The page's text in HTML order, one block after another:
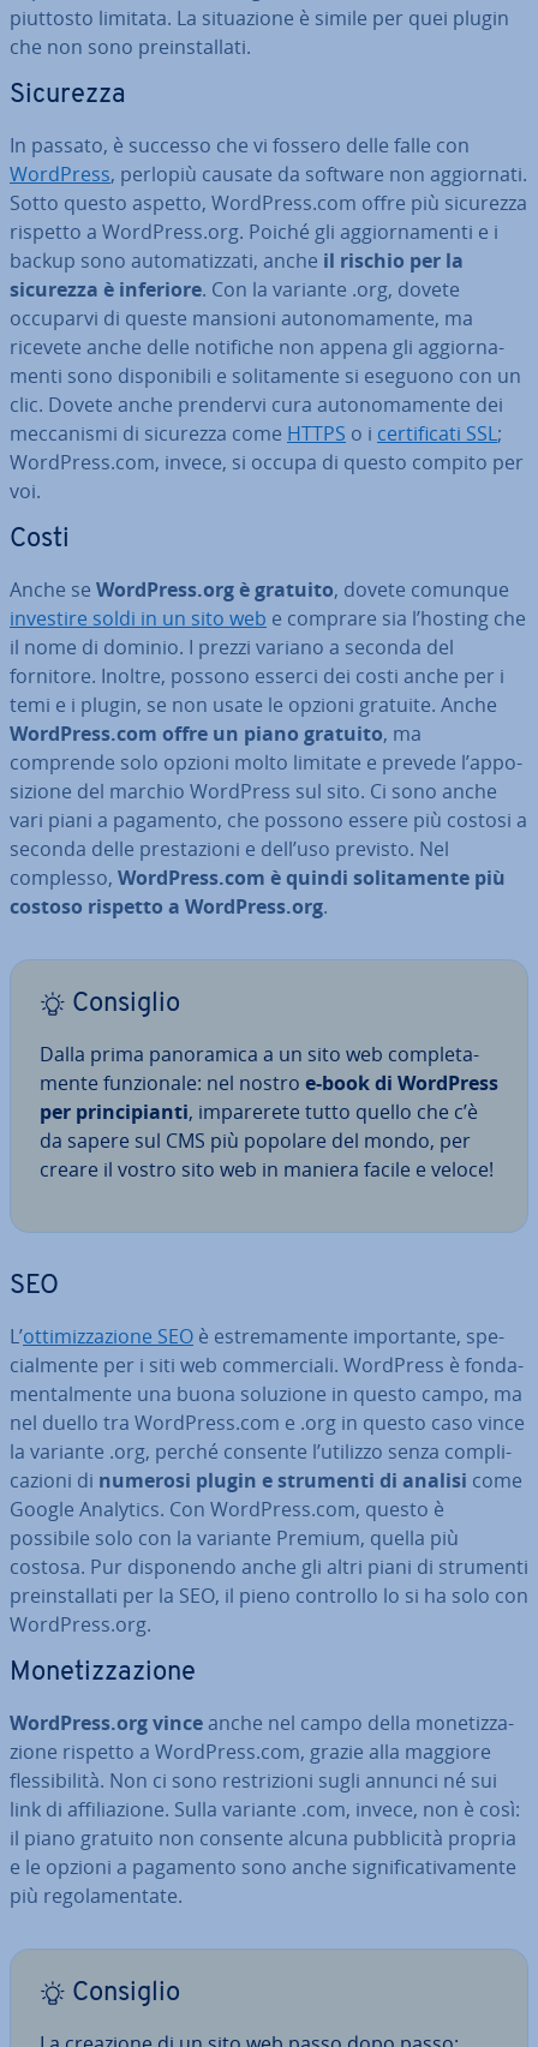
piuttosto limitata. La si­tua­zio­ne è simile per quei plugin
che non sono pre­in­stal­la­ti.
Sicurezza
In passato, è successo che vi fossero delle falle con
WordPress, perlopiù causate da software non ag­gior­na­ti.
Sotto questo aspetto, WordPress.com offre più sicurezza
rispetto a WordPress.org. Poiché gli ag­gior­na­men­ti e i
backup sono au­to­ma­tiz­za­ti, anche il rischio per la
sicurezza è inferiore. Con la variante .org, dovete
occuparvi di queste mansioni au­to­no­ma­men­te, ma
ricevete anche delle notifiche non appena gli ag­gior­na­
men­ti sono di­spo­ni­bi­li e so­li­ta­men­te si eseguono con un
clic. Dovete anche prendervi cura au­to­no­ma­men­te dei
mec­ca­ni­smi di sicurezza come HTTPS o i cer­ti­fi­ca­ti SSL;
WordPress.com, invece, si occupa di questo compito per
voi.
Costi
Anche se WordPress.org è gratuito, dovete comunque
investire soldi in un sito web e comprare sia l’hosting che
il nome di dominio. I prezzi variano a seconda del
fornitore. Inoltre, possono esserci dei costi anche per i
temi e i plugin, se non usate le opzioni gratuite. Anche
WordPress.com offre un piano gratuito, ma
comprende solo opzioni molto limitate e prevede l’ap­po­
si­zio­ne del marchio WordPress sul sito. Ci sono anche
vari piani a pagamento, che possono essere più costosi a
seconda delle pre­sta­zio­ni e dell’uso previsto. Nel
complesso, WordPress.com è quindi so­li­ta­men­te più
costoso rispetto a WordPress.org.
Consiglio
Dalla prima pa­no­ra­mi­ca a un sito web com­ple­ta­
men­te fun­zio­na­le: nel nostro e-book di WordPress
per prin­ci­pian­ti, im­pa­re­re­te tutto quello che c’è
da sapere sul CMS più popolare del mondo, per
creare il vostro sito web in maniera facile e veloce!
SEO
L’ot­ti­miz­za­zio­ne SEO è estre­ma­men­te im­por­tan­te, spe­
cial­men­te per i siti web com­mer­cia­li. WordPress è fon­da­
men­tal­men­te una buona soluzione in questo campo, ma
nel duello tra WordPress.com e .org in questo caso vince
la variante .org, perché consente l’utilizzo senza com­pli­
ca­zio­ni di numerosi plugin e strumenti di analisi come
Google Analytics. Con WordPress.com, questo è
possibile solo con la variante Premium, quella più
costosa. Pur di­spo­nen­do anche gli altri piani di strumenti
pre­in­stal­la­ti per la SEO, il pieno controllo lo si ha solo con
WordPress.org.
Mo­ne­tiz­za­zio­ne
WordPress.org vinceanche nel campo della mo­ne­tiz­za­
zio­ne rispetto a WordPress.com, grazie alla maggiore
fles­si­bi­li­tà. Non ci sono re­stri­zio­ni sugli annunci né sui
link di af­fi­lia­zio­ne. Sulla variante .com, invece, non è così:
il piano gratuito non consente alcuna pub­bli­ci­tà propria
e le opzioni a pagamento sono anche si­gni­fi­ca­ti­va­men­te
più re­go­la­men­ta­te.
Consiglio